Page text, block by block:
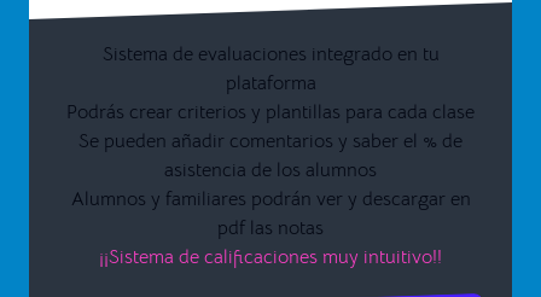
Sistema de evaluaciones integrado en tu
plataforma
Podrás crear criterios y plantillas para cada clase
Se pueden añadir comentarios y saber el % de
asistencia de los alumnos
Alumnos y familiares podrán ver y descargar en
pdf las notas
¡¡Sistema de calificaciones muy intuitivo!!